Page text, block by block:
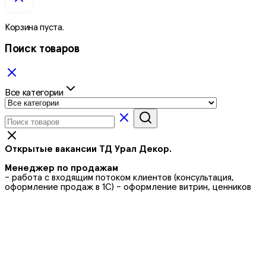
Корзина пуста.
Поиск товаров
Все категории
Открытые вакансии ТД Урал Декор.
Менеджер по продажам
- работа с входящим потоком клиентов (консультация,
оформление продаж в 1С) - оформление витрин, ценников